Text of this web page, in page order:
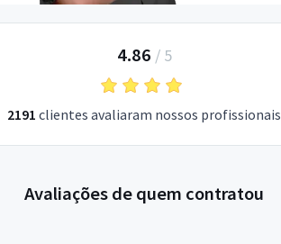
4.86 / 5
2191 clientes avaliaram nossos profissionais
Avaliações de quem contratou